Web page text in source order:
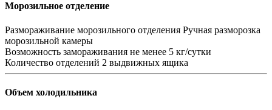
Морозильное отделение
Размораживание морозильного отделения Ручная разморозка
морозильной камеры
Возможность замораживания не менее 5 кг/сутки
Количество отделений 2 выдвижных ящика
Объем холодильника